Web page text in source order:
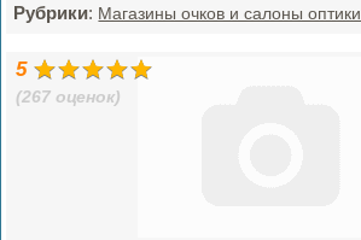
Рубрики: Магазины очков и салоны оптики
5
(267 оценок)